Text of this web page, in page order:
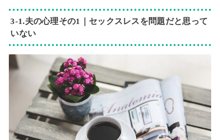
3-1.夫の心理その1｜セックスレスを問題だと思って
いない